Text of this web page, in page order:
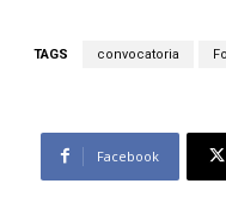
TAGS convocatoria
Facebook